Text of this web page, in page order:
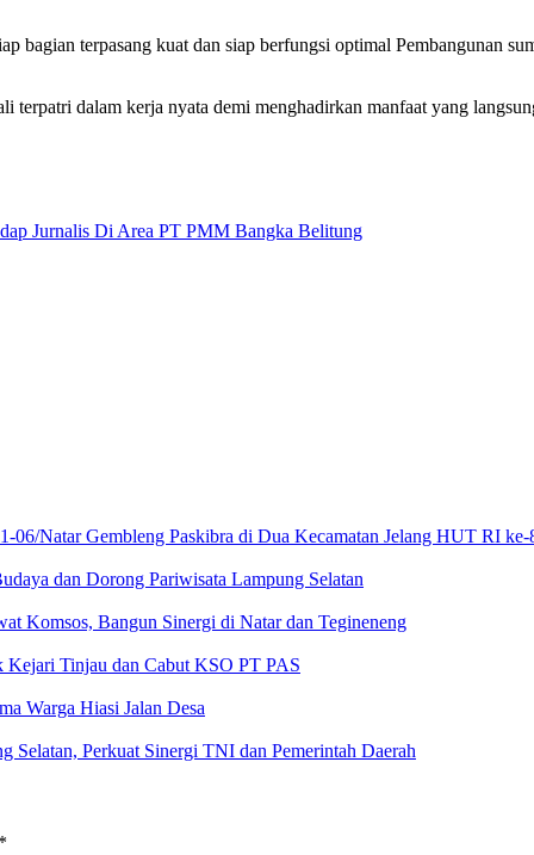
bagian terpasang kuat dan siap berfungsi optimal Pembangunan
dalam kerja nyata demi menghadirkan manfaat yang
Jurnalis Di Area PT PMM Bangka Belitung
06/Natar Gembleng Paskibra di Dua Kecamatan Jelang HUT RI ke-
dan Dorong Pariwisata Lampung Selatan
Komsos, Bangun Sinergi di Natar dan Tegineneng
Kejari Tinjau dan Cabut KSO PT PAS
Warga Hiasi Jalan Desa
Selatan, Perkuat Sinergi TNI dan Pemerintah Daerah